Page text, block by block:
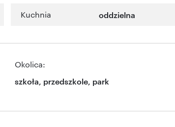
Kuchnia oddzielna
Okolica:
szkoła, przedszkole, park